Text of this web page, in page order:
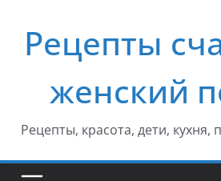
содержимому
Рецепты
женский
Рецепты, красота, дети, кухня,